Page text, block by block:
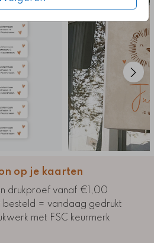
op je kaarten
drukproef vanaf €1,00
besteld = vandaag gedrukt
met FSC keurmerk